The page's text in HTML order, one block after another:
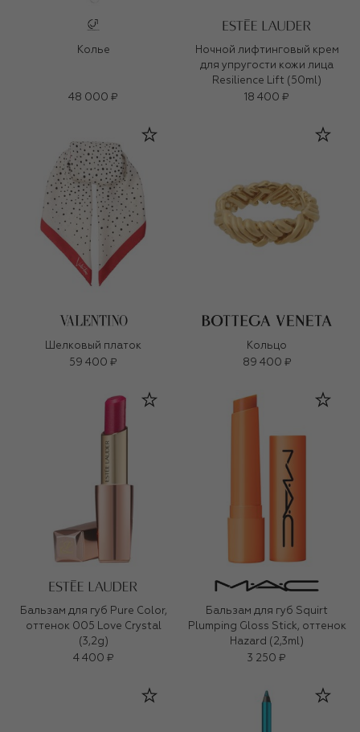
Колье
48 000 ₽
Ночной лифтинговый крем
для упругости кожи лица
Resilience Lift (50ml)
18 400 ₽
Шелковый платок
59 400 ₽
Кольцо
89 400 ₽
Бальзам для губ Pure Color,
оттенок 005 Love Crystal
(3,2g)
4 400 ₽
Бальзам для губ Squirt
Plumping Gloss Stick, оттенок
Hazard (2,3ml)
3 250 ₽